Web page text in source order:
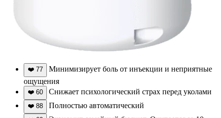
❤️ 77
Минимизирует боль от инъекции и неприятные
ощущения
❤️ 60 Снижает психологический страх перед уколами
❤️ 88 Полностью автоматический